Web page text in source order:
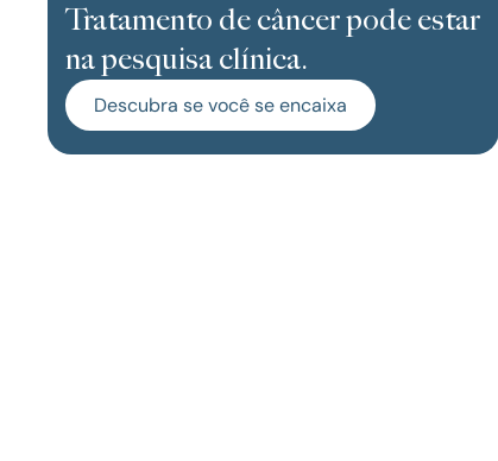
Tratamento de câncer pode estar
na pesquisa clínica.
Descubra se você se encaixa